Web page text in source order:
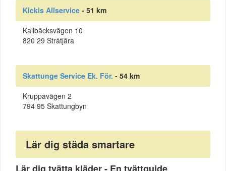
Kickis Allservice - 51 km
Kallbäcksvägen 10
820 29 Stråtjära
Skattunge Service Ek. För. - 54 km
Kruppavägen 2
794 95 Skattungbyn
Lär dig städa smartare